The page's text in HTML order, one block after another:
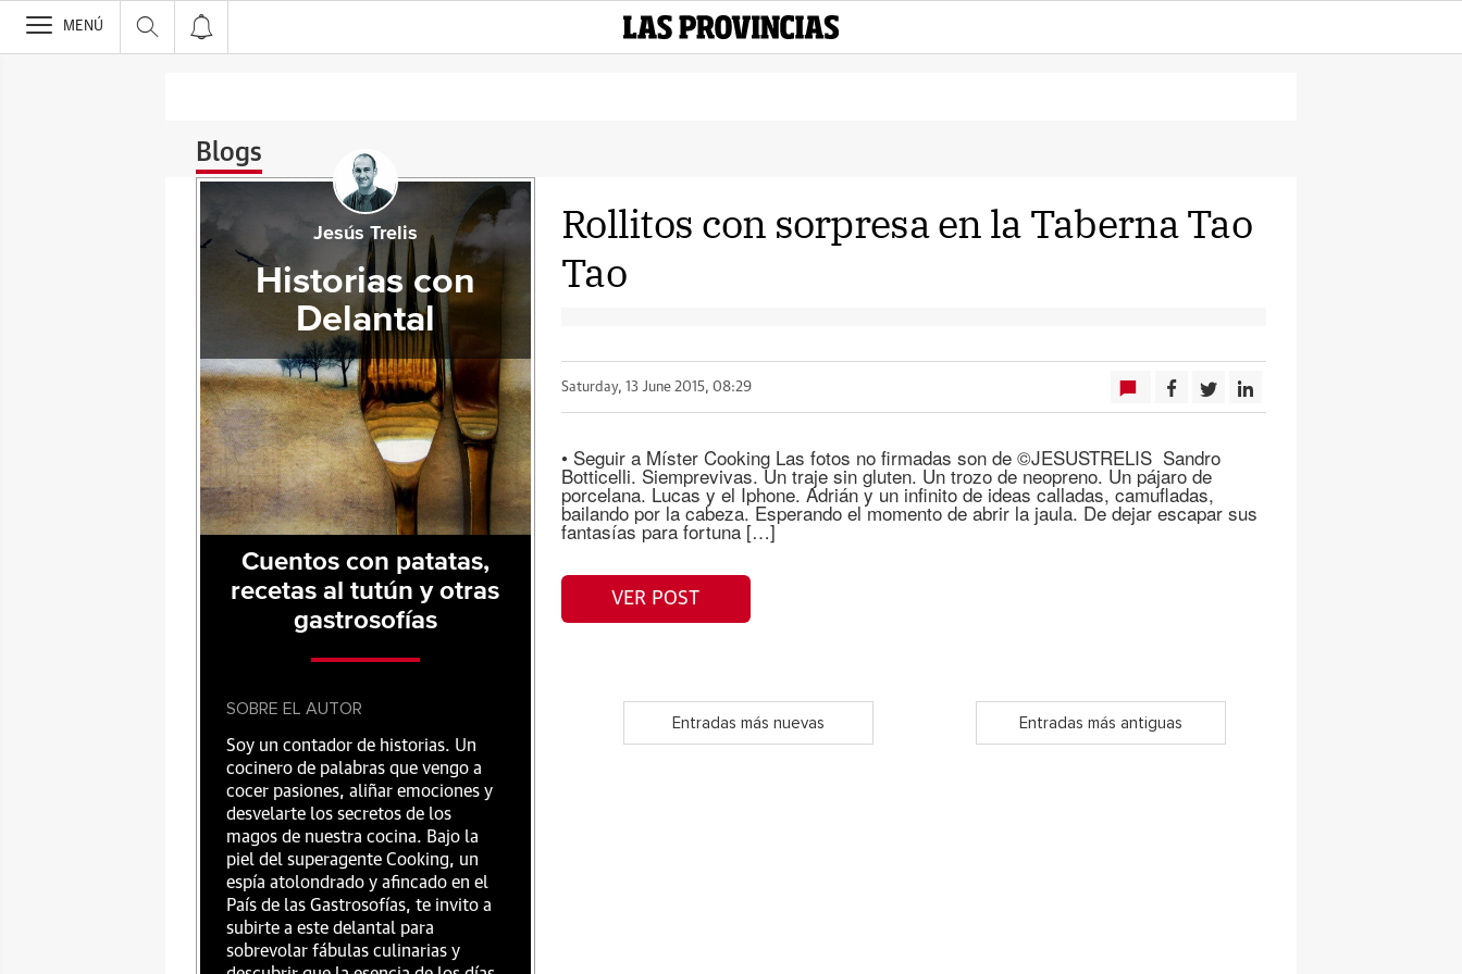
>
MENÚ
Blogs
Rollitos con sorpresa en la Taberna Tao
Tao
Saturday, 13 June 2015, 08:29
• Seguir a Míster Cooking Las fotos no firmadas son de ©JESUSTRELIS Sandro
Botticelli. Siemprevivas. Un traje sin gluten. Un trozo de neopreno. Un pájaro de
porcelana. Lucas y el Iphone. Adrián y un infinito de ideas calladas, camufladas,
bailando por la cabeza. Esperando el momento de abrir la jaula. De dejar escapar sus
fantasías para fortuna […]
VER POST
Entradas más nuevas Entradas más antiguas
Jesús Trelis
Historias con
Delantal
Cuentos con patatas,
recetas al tutún y otras
gastrosofías
SOBRE EL AUTOR
Soy un contador de historias. Un
cocinero de palabras que vengo a
cocer pasiones, aliñar emociones y
desvelarte los secretos de los
magos de nuestra cocina. Bajo la
piel del superagente Cooking, un
espía atolondrado y afincado en el
País de las Gastrosofías, te invito a
subirte a este delantal para
sobrevolar fábulas culinarias y